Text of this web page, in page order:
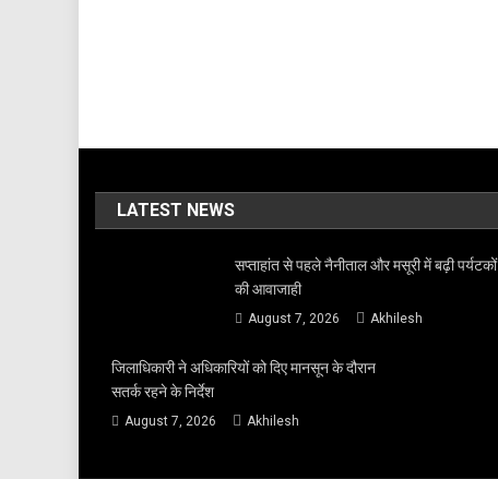
LATEST NEWS
सप्ताहांत से पहले नैनीताल और मसूरी में बढ़ी पर्यटकों
की आवाजाही
August 7, 2026 Akhilesh
जिलाधिकारी ने अधिकारियों को दिए मानसून के दौरान
सतर्क रहने के निर्देश
August 7, 2026 Akhilesh